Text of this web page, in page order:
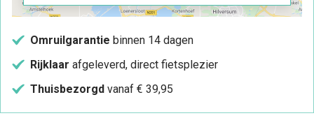
Omruilgarantie binnen 14 dagen
Rijklaar afgeleverd, direct fietsplezier
Thuisbezorgd vanaf € 39,95